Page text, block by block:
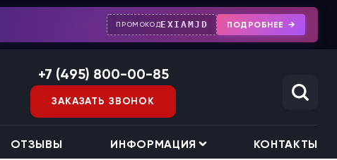
ПРОМОКОДEXIAMJD ПОДРОБНЕЕ
ОТЗЫВЫ ИНФОРМАЦИЯ КОНТАКТЫ
+7 (495) 800-00-85
ЗАКАЗАТЬ ЗВОНОК